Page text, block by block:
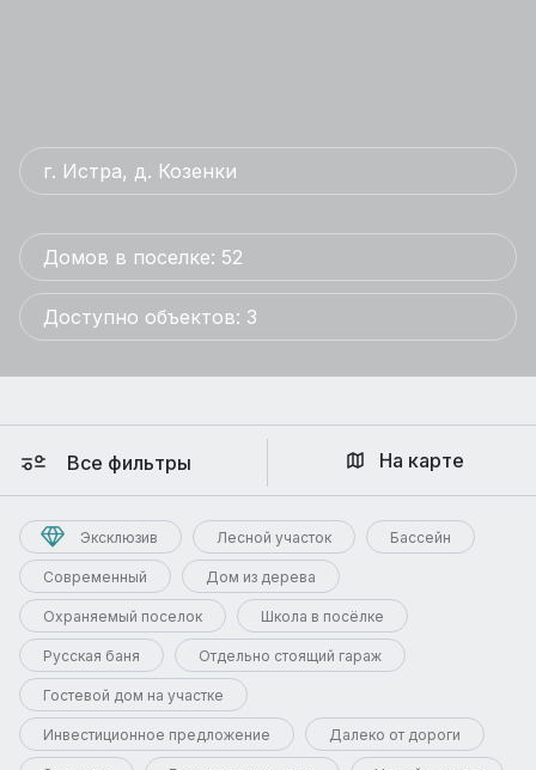
г. Истра, д. Козенки
Домов в поселке: 52
Доступно объектов: 3
Все фильтры
Эксклюзив Лесной участок Бассейн
Современный Дом из дерева
Охраняемый поселок Школа в посёлке
Русская баня Отдельно стоящий гараж
Гостевой дом на участке
Инвестиционное предложение Далеко от дороги
На карте